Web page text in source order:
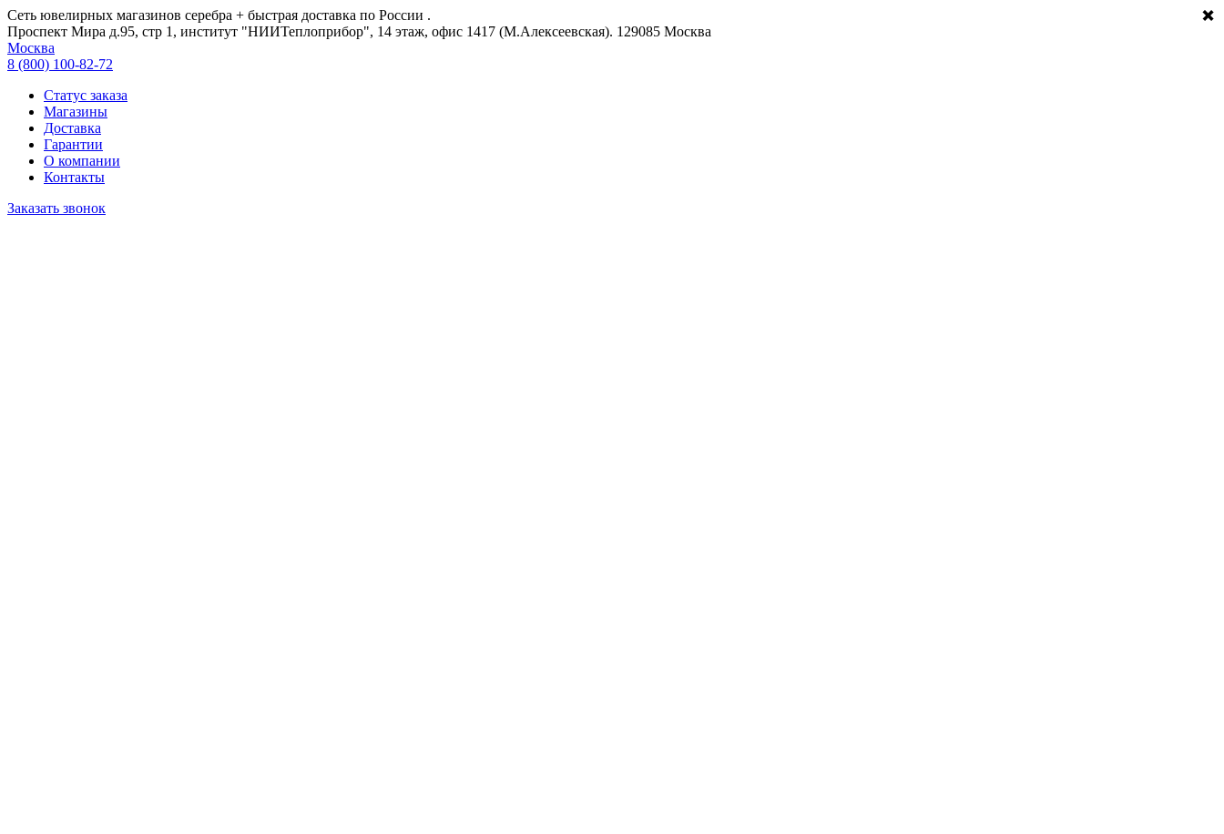
Сеть ювелирных магазинов серебра + быстрая доставка по России .
Проспект Мира д.95, стр 1, институт "НИИТеплоприбор", 14 этаж, офис 1417 (М.Алексеевская). 129085 Москва
Москва
8 (800) 100-82-72
Статус заказа
Магазины
Доставка
Гарантии
О компании
Контакты
Заказать звонок